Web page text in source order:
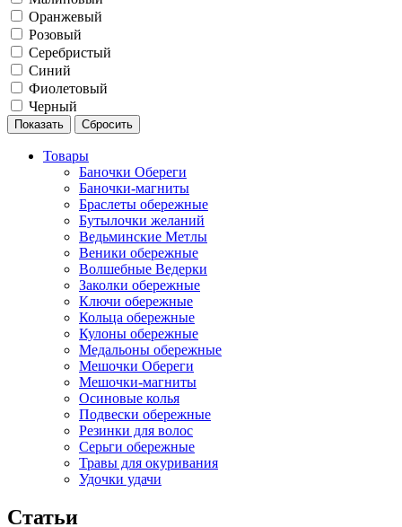
Оранжевый
Розовый
Серебристый
Синий
Фиолетовый
Черный
Товары
Баночки Обереги
Баночки-магниты
Браслеты обережные
Бутылочки желаний
Ведьминские Метлы
Веники обережные
Волшебные Ведерки
Заколки обережные
Ключи обережные
Кольца обережные
Кулоны обережные
Медальоны обережные
Мешочки Обереги
Мешочки-магниты
Осиновые колья
Подвески обережные
Резинки для волос
Серьги обережные
Травы для окуривания
Удочки удачи
Статьи